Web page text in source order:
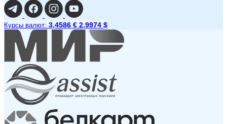
Курсы валют: 3,4586 € 2,9974 $